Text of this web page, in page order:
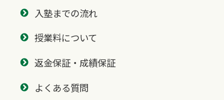
入塾までの流れ
授業料について
返金保証・成績保証
よくある質問